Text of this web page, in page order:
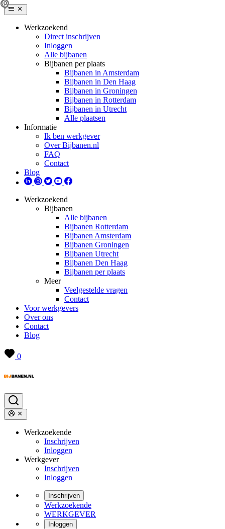
Werkzoekend
Direct inschrijven
Inloggen
Alle bijbanen
Bijbanen per plaats
Bijbanen in Amsterdam
Bijbanen in Den Haag
Bijbanen in Groningen
Bijbanen in Rotterdam
Bijbanen in Utrecht
Alle plaatsen
Informatie
Ik ben werkgever
Over Bijbanen.nl
FAQ
Contact
Blog
Werkzoekend
Bijbanen
Alle bijbanen
Bijbanen Rotterdam
Bijbanen Amsterdam
Bijbanen Groningen
Bijbanen Utrecht
Bijbanen Den Haag
Bijbanen per plaats
Meer
Veelgestelde vragen
Contact
Voor werkgevers
Over ons
Contact
Blog
0
Werkzoekende
Inschrijven
Inloggen
Werkgever
Inschrijven
Inloggen
Inschrijven
Werkzoekende
WERKGEVER
Inloggen